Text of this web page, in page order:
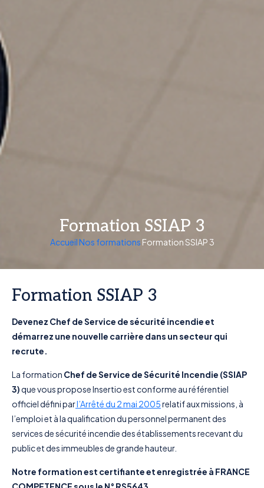
Formation SSIAP 3
AccueilNos formations Formation SSIAP 3
Formation SSIAP 3
Devenez Chef de Service de sécurité incendie et
démarrez une nouvelle carrière dans un secteur qui
recrute.
La formation Chef de Service de Sécurité Incendie (SSIAP
3)que vous propose Insertio est conforme au référentiel
officiel défini parl’Arrêté du 2 mai 2005relatif aux missions, à
l’emploi et à la qualification du personnel permanent des
services de sécurité incendie des établissements recevant du
public et des immeubles de grande hauteur.
Notre formation est certifiante et enregistrée à FRANCE